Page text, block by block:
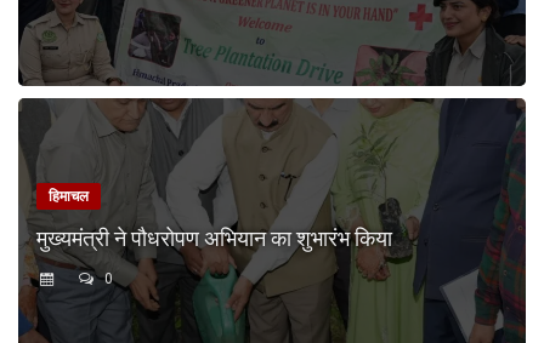
हिमाचल
मुख्यमंत्री ने पौधरोपण अभियान का शुभारंभ किया
0